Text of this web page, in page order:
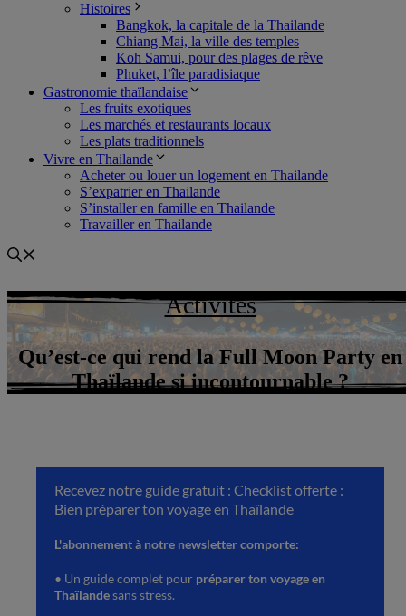
Histoires
Bangkok, la capitale de la Thailande
Chiang Mai, la ville des temples
Koh Samui, pour des plages de rêve
Phuket, l’île paradisiaque
Gastronomie thaïlandaise
Les fruits exotiques
Les marchés et restaurants locaux
Les plats traditionnels
Vivre en Thailande
Acheter ou louer un logement en Thailande
S’expatrier en Thailande
S’installer en famille en Thailande
Travailler en Thailande
Activités
Qu’est-ce qui rend la Full Moon Party en
Thaïlande si incontournable ?